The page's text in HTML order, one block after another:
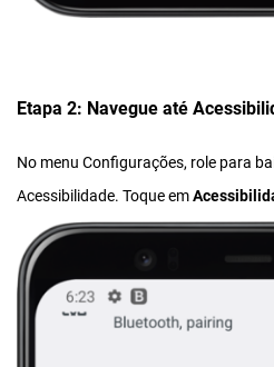
Etapa 2: Navegue até
No menu Configurações, role para
Acessibilidade. Toque em